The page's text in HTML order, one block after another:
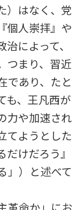
）はなく、党
個人崇拝』や
によって、
つまり、習近
であり、たと
も、王凡西が
力や加速され
てようとした
けだろう』
」）と述べて